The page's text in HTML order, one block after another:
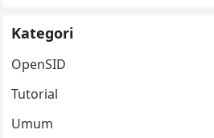
Kategori
OpenSID
Tutorial
Umum